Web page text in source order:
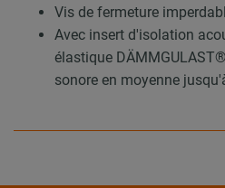
Vis de fermeture
Avec insert d'isolation
élastique
sonore en moyenne